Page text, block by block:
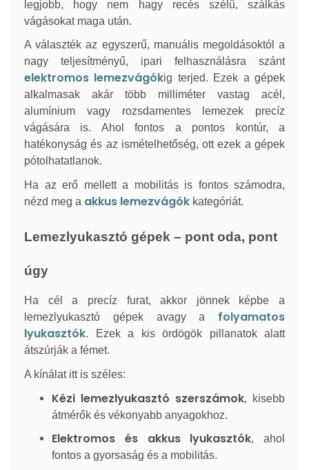
legjobb, hogy nem hagy recés szélű, szálkás
vágásokat maga után.
A választék az egyszerű, manuális megoldásoktól a
nagy teljesítményű, ipari felhasználásra szánt
elektromos lemezvágókig terjed. Ezek a gépek
alkalmasak akár több milliméter vastag acél,
alumínium vagy rozsdamentes lemezek precíz
vágására is. Ahol fontos a pontos kontúr, a
hatékonyság és az ismételhetőség, ott ezek a gépek
pótolhatatlanok.
Ha az erő mellett a mobilitás is fontos számodra,
nézd meg a akkus lemezvágók kategóriát.
Lemezlyukasztó gépek – pont oda, pont
úgy
Ha cél a precíz furat, akkor jönnek képbe a
lemezlyukasztó gépek avagy a folyamatos
lyukasztók. Ezek a kis ördögök pillanatok alatt
átszúrják a fémet.
A kínálat itt is széles:
Kézi lemezlyukasztó szerszámok, kisebb
átmérők és vékonyabb anyagokhoz.
Elektromos és akkus lyukasztók, ahol
fontos a gyorsaság és a mobilitás.